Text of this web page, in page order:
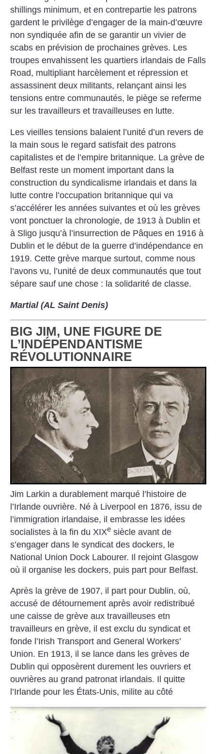
shillings minimum, et en contrepartie les patrons
gardent le privilège d’engager de la main-d’œuvre
non syndiquée afin de se garantir un vivier de
scabs en prévision de prochaines grèves. Les
troupes envahissent les quartiers irlandais de Falls
Road, multipliant harcèlement et répression et
assassinent deux militants, relançant ainsi les
tensions entre communautés, le piège se referme
sur les travailleurs et travailleuses en lutte.
Les vieilles tensions balaient l’unité d’un revers de
la main sous le regard satisfait des patrons
capitalistes et de l’empire britannique. La grève de
Belfast reste un moment important dans la
construction du syndicalisme irlandais et dans la
lutte contre l’occupation britannique qui va
s’accélérer les années suivantes et où les grèves
vont ponctuer la chronologie, de 1913 à Dublin et
à Sligo jusqu’à l’insurrection de Pâques en 1916 à
Dublin et le début de la guerre d’indépendance en
1919. Cette grève marque surtout, comme nous
l’avons vu, l’unité de deux communautés que tout
sépare sauf une chose : la solidarité de classe.
Martial (AL Saint Denis)
BIG JIM, UNE FIGURE DE
L’INDÉPENDANTISME
RÉVOLUTIONNAIRE
Jim Larkin a durablement marqué l’histoire de
l’Irlande ouvrière. Né à Liverpool en 1876, issu de
l’immigration irlandaise, il embrasse les idées
socialistes à la fin du XIXe siècle avant de
s’engager dans le syndicat des dockers, le
National Union Dock Labourer. Il rejoint Glasgow
où il organise les dockers, puis part pour Belfast.
Après la grève de 1907, il part pour Dublin, où,
accusé de détournement après avoir redistribué
une caisse de grève aux travailleuses etn
travailleurs en grève, il est exclu du syndicat et
fonde l’Irish Transport and General Workers’
Union. En 1913, il se lance dans les grèves de
Dublin qui opposèrent durement les ouvriers et
ouvrières au grand patronat irlandais. Il quitte
l’Irlande pour les États-Unis, milite au côté